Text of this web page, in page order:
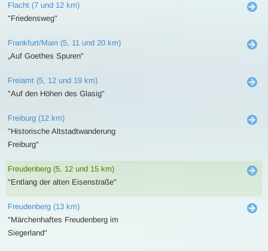
Flacht (7 und 12 km)
"Friedensweg"
Frankfurt/Main (5, 11 und 20 km)
„Auf Goethes Spuren"
Freiamt (5, 12 und 19 km)
"Auf den Höhen des Glasig"
Freiburg (12 km)
"Historische Altstadtwanderung
Freiburg"
Freudenberg (5, 12 und 15 km)
"Entlang der alten Eisenstraße"
Freudenberg (13 km)
"Märchenhaftes Freudenberg im
Siegerland"